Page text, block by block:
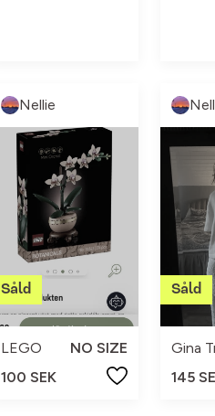
Nellie
LEGO
NO SIZE
100 SEK
Gina
145